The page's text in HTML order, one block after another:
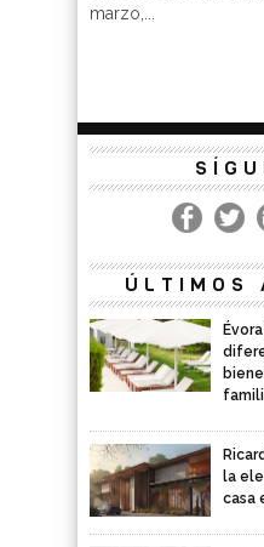
marzo,...
ÚLTIMOS
la
casa